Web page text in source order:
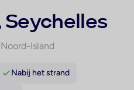
Seychelles
Noord-Island
Nabij het strand